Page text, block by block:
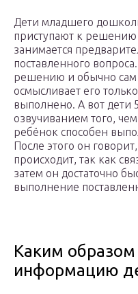
Дети младшего
приступают к решению
занимается
поставленного
решению и обычно сам
осмысливает его
выполнено. А вот дети
озвучиванием того,
ребёнок способен
После этого он
происходит, так как
затем он достаточно
выполнение
Каким
информацию